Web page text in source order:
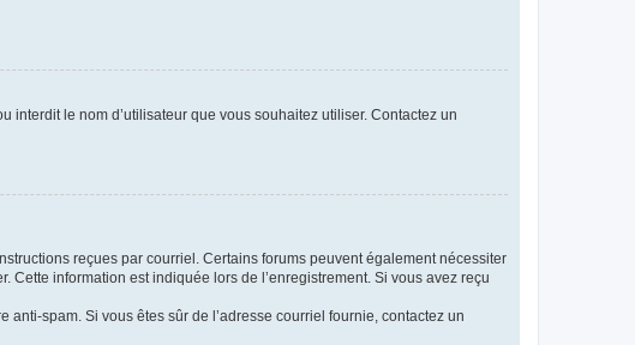
interdit le nom d’utilisateur que vous souhaitez utiliser. Contactez un
reçues par courriel. Certains forums peuvent également nécessiter
information est indiquée lors de l’enregistrement. Si vous avez reçu
spam. Si vous êtes sûr de l’adresse courriel fournie, contactez un